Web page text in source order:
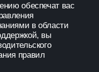
обеспечат вас
в области
вы
правил